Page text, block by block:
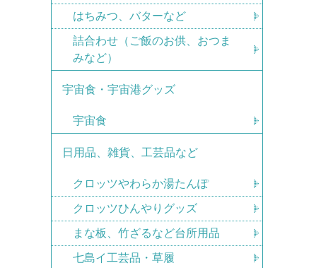
はちみつ、バターなど
詰合わせ（ご飯のお供、おつま
みなど）
宇宙食・宇宙港グッズ
宇宙食
日用品、雑貨、工芸品など
クロッツやわらか湯たんぽ
クロッツひんやりグッズ
まな板、竹ざるなど台所用品
七島イ工芸品・草履